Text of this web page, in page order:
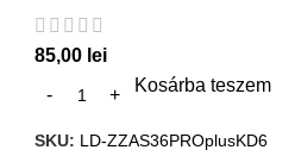
85,00 lei
Kosárba teszem
SKU: LD-ZZAS36PROplusKD6